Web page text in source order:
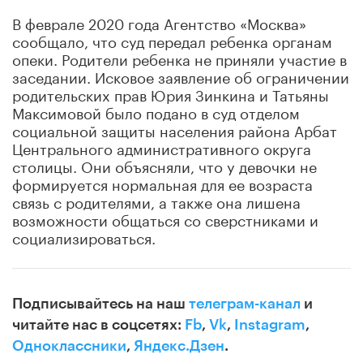
В феврале 2020 года Агентство «Москва»
сообщало, что суд передал ребенка органам
опеки. Родители ребенка не приняли участие в
заседании. Исковое заявление об ограничении
родительских прав Юрия Зинкина и Татьяны
Максимовой было подано в суд отделом
социальной защиты населения района Арбат
Центрального административного округа
столицы. Они объясняли, что у девочки не
формируется нормальная для ее возраста
связь с родителями, а также она лишена
возможности общаться со сверстниками и
социализироваться.
Подписывайтесь на наш телеграм-канал и
читайте нас в соцсетях: Fb, Vk, Instagram,
Одноклассники, Яндекс.Дзен.